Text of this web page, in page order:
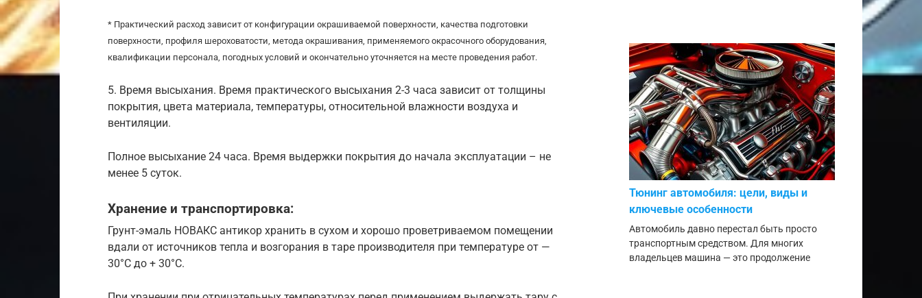
* Практический расход зависит от конфигурации окрашиваемой поверхности, качества подготовки
поверхности, профиля шероховатости, метода окрашивания, применяемого окрасочного оборудования,
квалификации персонала, погодных условий и окончательно уточняется на месте проведения работ.
5. Время высыхания. Время практического высыхания 2-3 часа зависит от толщины
покрытия, цвета материала, температуры, относительной влажности воздуха и
вентиляции.
Полное высыхание 24 часа. Время выдержки покрытия до начала эксплуатации – не
менее 5 суток.
Хранение и транспортировка:
Грунт-эмаль НОВАКС антикор хранить в сухом и хорошо проветриваемом помещении
вдали от источников тепла и возгорания в таре производителя при температуре от —
30°С до + 30°С.
Тюнинг автомобиля: цели, виды и
ключевые особенности
Автомобиль давно перестал быть просто
транспортным средством. Для многих
владельцев машина — это продолжение